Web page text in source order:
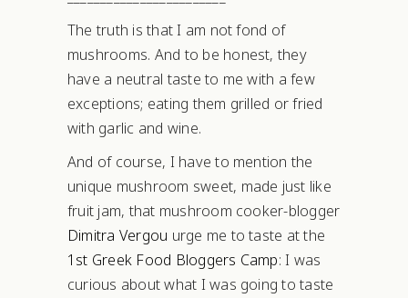
The truth is that I am not fond of
mushrooms. And to be honest, they
have a neutral taste to me with a few
exceptions; eating them grilled or fried
with garlic and wine.
And of course, I have to mention the
unique mushroom sweet, made just like
fruit jam, that mushroom cooker-blogger
Dimitra Vergou urge me to taste at the
1st Greek Food Bloggers Camp: I was
curious about what I was going to taste